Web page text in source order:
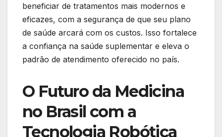
beneficiar de tratamentos mais modernos e
eficazes, com a segurança de que seu plano
de saúde arcará com os custos. Isso fortalece
a confiança na saúde suplementar e eleva o
padrão de atendimento oferecido no país.
O Futuro da Medicina
no Brasil com a
Tecnologia Robótica